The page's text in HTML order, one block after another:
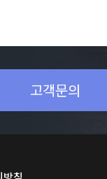
까?
고객문의